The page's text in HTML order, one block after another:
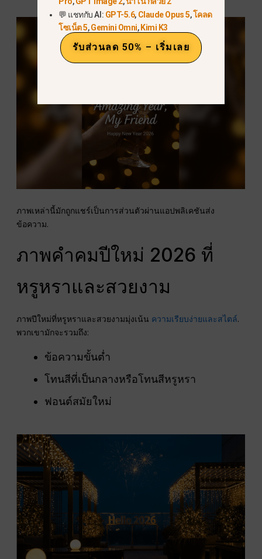
ภาพเหล่านี้มักถูกแชร์เป็นการส่วนตัวผ่านแอปพลิเคชันส่ง
ข้อความ.
ภาพคำคมปีใหม่ 2026 ที่
หรูหราและสวยงาม
ภาพปีใหม่ที่หรูหราและสวยงามมุ่งเน้น ความเรียบง่ายและสไตล์.
พวกเขามักจะรวมถึง:
ข้อความขั้นต่ำ
โทนสีที่เป็นกลางหรือโทนสีหรูหรา
ฟอนต์สมัยใหม่
💬 แชทกับ AI: GPT-5.6, Claude Opus 5,โคลด
โซเน็ต 5,Gemini Omni,Kimi K3
รับส่วนลด 50% – เริ่มเลย